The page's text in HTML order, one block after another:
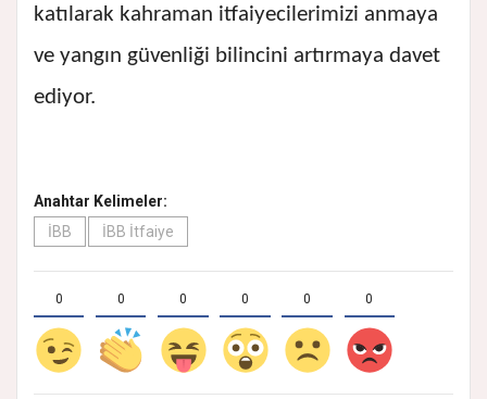
katılarak kahraman itfaiyecilerimizi anmaya
ve yangın güvenliği bilincini artırmaya davet
ediyor.
Anahtar Kelimeler:
İBB
İBB İtfaiye
0 0 0 0 0 0